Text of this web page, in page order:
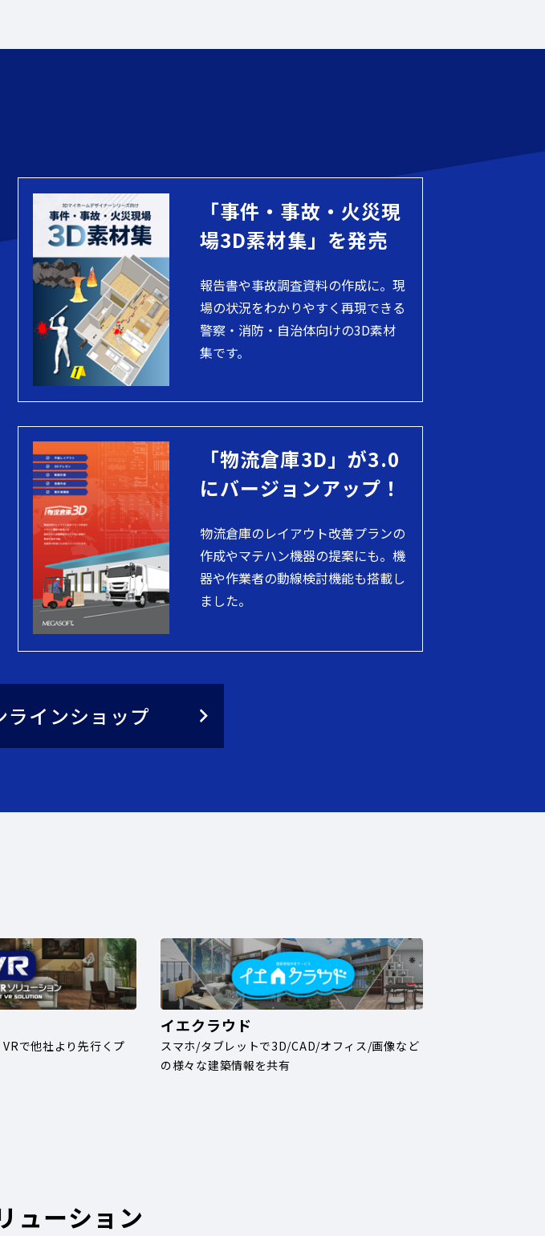
「事件・事故・火災現
場3D素材集」を発売
報告書や事故調査資料の作成に。現
場の状況をわかりやすく再現できる
警察・消防・自治体向けの3D素材
集です。
「物流倉庫3D」が3.0
にバージョンアップ！
物流倉庫のレイアウト改善プランの
作成やマテハン機器の提案にも。機
器や作業者の動線検討機能も搭載し
ました。
ラインショップ
で他社より先行くプ
イエクラウド
スマホ/タブレットで3D/CAD/オフィス/画像など
の様々な建築情報を共有
ューション